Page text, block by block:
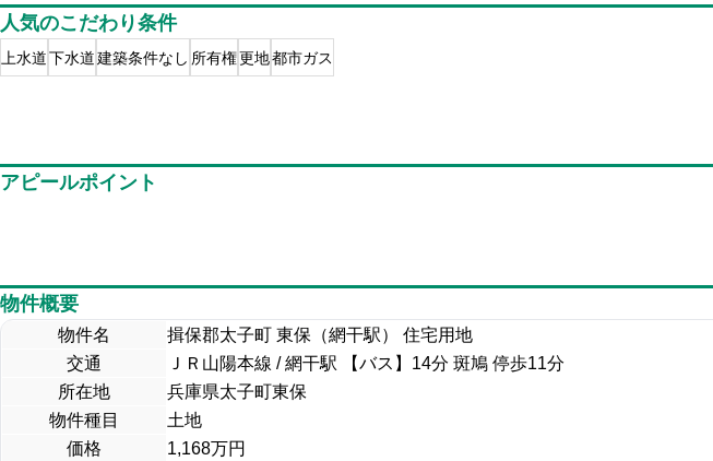
人気のこだわり条件
上水道下水道建築条件なし 所有権更地都市ガス
アピールポイント
物件概要
物件名
揖保郡太子町 東保（網干駅） 住宅用地
交通
ＪＲ山陽本線 / 網干駅 【バス】14分 斑鳩 停歩11分
所在地
兵庫県太子町東保
物件種目
土地
価格
1,168万円